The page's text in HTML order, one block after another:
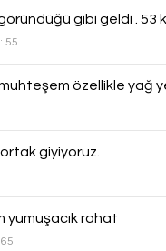
gibi geldi . 53
55
özellikle yağ
giyiyoruz.
yumuşacık rahat